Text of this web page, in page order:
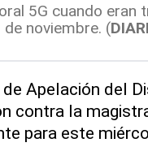
5G cuando eran
noviembre. (
Apelación del
contra la
para este